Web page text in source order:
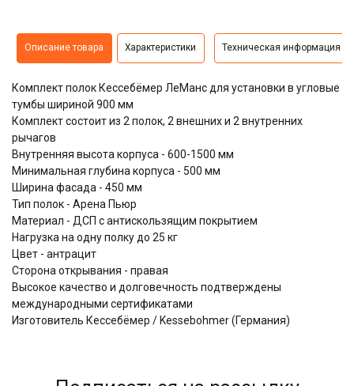
Описание товара Характеристики Техническая информация
Комплект полок Кессебёмер ЛеМанс для установки в угловые
тумбы шириной 900 мм
Комплект состоит из 2 полок, 2 внешних и 2 внутренних
рычагов
Внутренняя высота корпуса - 600-1500 мм
Минимальная глубина корпуса - 500 мм
Ширина фасада - 450 мм
Тип полок - Арена Пьюр
Материал - ДСП с антискользящим покрытием
Нагрузка на одну полку до 25 кг
Цвет - антрацит
Сторона открывания - правая
Высокое качество и долговечность подтверждены
международными сертификатами
Изготовитель Кессебёмер / Kessebohmer (Германия)